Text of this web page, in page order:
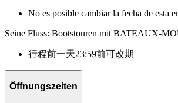
No es posible cambiar la fecha de esta
Seine Fluss: Bootstouren mit BATEAUX-
行程前一天23:59前可改期
Öffnungszeiten